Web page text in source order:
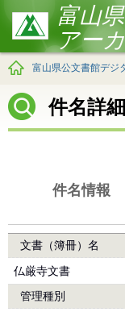
富山
アー
富山県公文書館デジ
件名詳細
件名情報
文書（簿冊）名
仏厳寺文書
管理種別